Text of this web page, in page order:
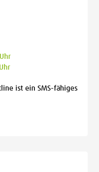
ist ein SMS-fähiges